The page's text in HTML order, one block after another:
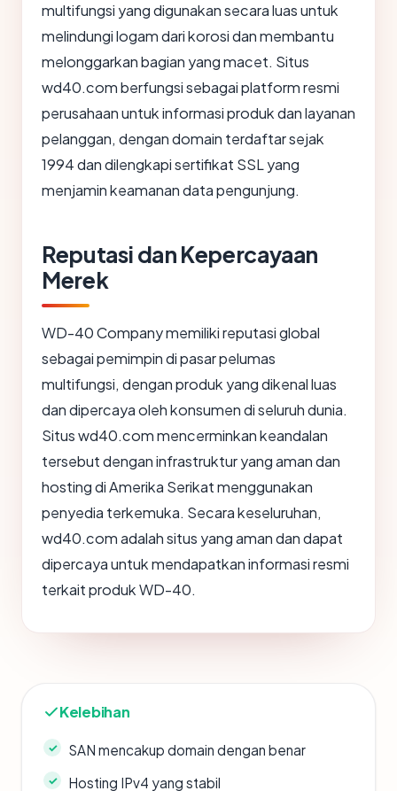
multifungsi yang digunakan secara luas untuk
melindungi logam dari korosi dan membantu
melonggarkan bagian yang macet. Situs
wd40.com berfungsi sebagai platform resmi
perusahaan untuk informasi produk dan layanan
pelanggan, dengan domain terdaftar sejak
1994 dan dilengkapi sertifikat SSL yang
menjamin keamanan data pengunjung.
Reputasi dan Kepercayaan
Merek
WD-40 Company memiliki reputasi global
sebagai pemimpin di pasar pelumas
multifungsi, dengan produk yang dikenal luas
dan dipercaya oleh konsumen di seluruh dunia.
Situs wd40.com mencerminkan keandalan
tersebut dengan infrastruktur yang aman dan
hosting di Amerika Serikat menggunakan
penyedia terkemuka. Secara keseluruhan,
wd40.com adalah situs yang aman dan dapat
dipercaya untuk mendapatkan informasi resmi
terkait produk WD-40.
Kelebihan
SAN mencakup domain dengan benar
Hosting IPv4 yang stabil